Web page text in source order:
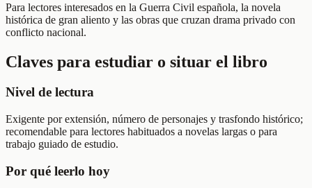
Para lectores interesados en la Guerra Civil española, la novela
histórica de gran aliento y las obras que cruzan drama privado con
conflicto nacional.
Claves para estudiar o situar el libro
Nivel de lectura
Exigente por extensión, número de personajes y trasfondo histórico;
recomendable para lectores habituados a novelas largas o para
trabajo guiado de estudio.
Por qué leerlo hoy